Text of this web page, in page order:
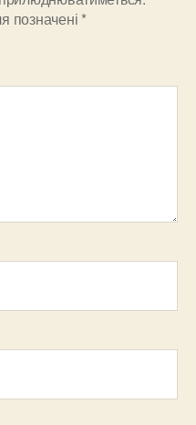
позначені *